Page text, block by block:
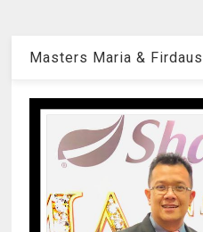
Masters Maria & Firdaus